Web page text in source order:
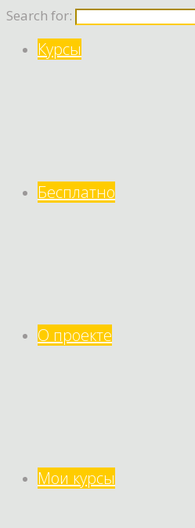
Search for:
Курсы
Бесплатно
О проекте
Мои курсы